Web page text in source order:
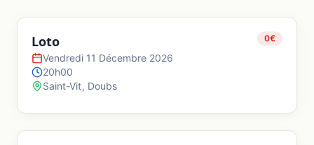
Loto 0€
Vendredi 11 Décembre 2026
20h00
Saint-Vit, Doubs